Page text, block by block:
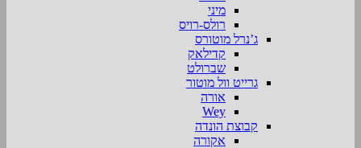
מיני
רולס-רויס
ג’נרל מוטורס
קדילאק
שברולט
גרייט וול מוטור
אורה
Wey
קבוצת הונדה
אקורה